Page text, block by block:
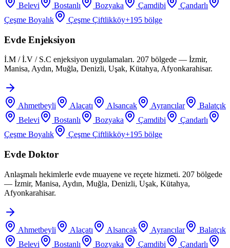
Belevi
Bostanlı Bozyaka Çamdibi
Çandarlı
Çeşme Boyalık
Çeşme Çiftlikköy+195 bölge
Evde Enjeksiyon
İ.M / İ.V / S.C enjeksiyon uygulamaları. 207 bölgede — İzmir,
Manisa, Aydın, Muğla, Denizli, Uşak, Kütahya, Afyonkarahisar.
Ahmetbeyli Alaçatı Alsancak Ayrancılar
Balatçık
Belevi
Bostanlı Bozyaka Çamdibi
Çandarlı
Çeşme Boyalık
Çeşme Çiftlikköy+195 bölge
Evde Doktor
Anlaşmalı hekimlerle evde muayene ve reçete hizmeti. 207 bölgede
— İzmir, Manisa, Aydın, Muğla, Denizli, Uşak, Kütahya,
Afyonkarahisar.
Ahmetbeyli Alaçatı Alsancak Ayrancılar
Balatçık
Belevi
Bostanlı Bozyaka Çamdibi
Çandarlı